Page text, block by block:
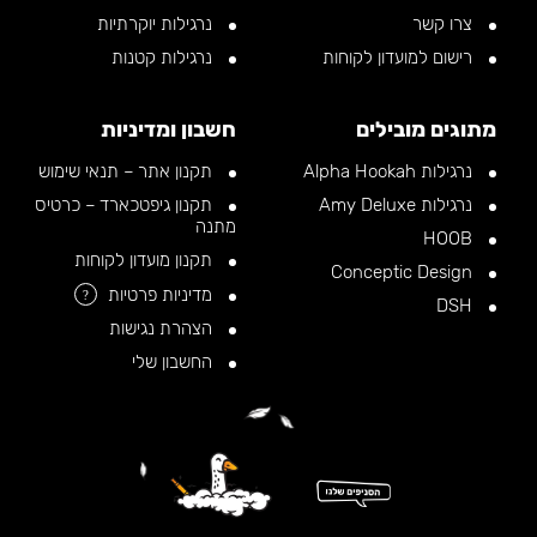
צרו קשר
רישום למועדון לקוחות
נרגילות יוקרתיות
נרגילות קטנות
מתוגים מובילים
נרגילות Alpha Hookah
נרגילות Amy Deluxe
חשבון ומדיניות
תקנון אתר – תנאי שימוש
תקנון גיפטכארד – כרטיס
מתנה
תקנון מועדון לקוחות
מדיניות פרטיות
?
הצהרת נגישות
החשבון שלי